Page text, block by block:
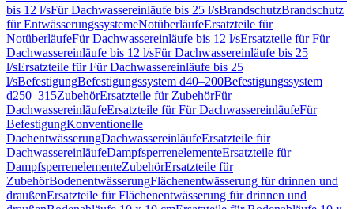
bis 12 l/sFür Dachwassereinläufe bis 25 l/sBrandschutzBrandschutz
für EntwässerungssystemeNotüberläufeErsatzteile für
NotüberläufeFür Dachwassereinläufe bis 12 l/sErsatzteile für Für
Dachwassereinläufe bis 12 l/sFür Dachwassereinläufe bis 25
l/sErsatzteile für Für Dachwassereinläufe bis 25
l/sBefestigungBefestigungssystem d40–200Befestigungssystem
d250–315ZubehörErsatzteile für ZubehörFür
DachwassereinläufeErsatzteile für Für DachwassereinläufeFür
BefestigungKonventionelle
DachentwässerungDachwassereinläufeErsatzteile für
DachwassereinläufeDampfsperrenelementeErsatzteile für
DampfsperrenelementeZubehörErsatzteile für
ZubehörBodenentwässerungFlächenentwässerung für drinnen und
draußenErsatzteile für Flächenentwässerung für drinnen und